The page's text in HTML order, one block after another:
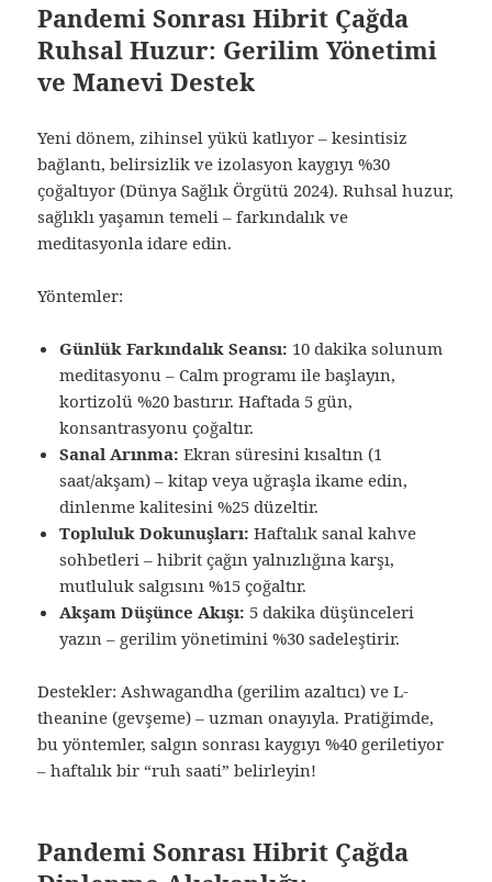
Pandemi Sonrası Hibrit Çağda
Ruhsal Huzur: Gerilim Yönetimi
ve Manevi Destek
Yeni dönem, zihinsel yükü katlıyor – kesintisiz
bağlantı, belirsizlik ve izolasyon kaygıyı %30
çoğaltıyor (Dünya Sağlık Örgütü 2024). Ruhsal huzur,
sağlıklı yaşamın temeli – farkındalık ve
meditasyonla idare edin.
Yöntemler:
Günlük Farkındalık Seansı: 10 dakika solunum
meditasyonu – Calm programı ile başlayın,
kortizolü %20 bastırır. Haftada 5 gün,
konsantrasyonu çoğaltır.
Sanal Arınma: Ekran süresini kısaltın (1
saat/akşam) – kitap veya uğraşla ikame edin,
dinlenme kalitesini %25 düzeltir.
Topluluk Dokunuşları: Haftalık sanal kahve
sohbetleri – hibrit çağın yalnızlığına karşı,
mutluluk salgısını %15 çoğaltır.
Akşam Düşünce Akışı: 5 dakika düşünceleri
yazın – gerilim yönetimini %30 sadeleştirir.
Destekler: Ashwagandha (gerilim azaltıcı) ve L-
theanine (gevşeme) – uzman onayıyla. Pratiğimde,
bu yöntemler, salgın sonrası kaygıyı %40 geriletiyor
– haftalık bir “ruh saati” belirleyin!
Pandemi Sonrası Hibrit Çağda